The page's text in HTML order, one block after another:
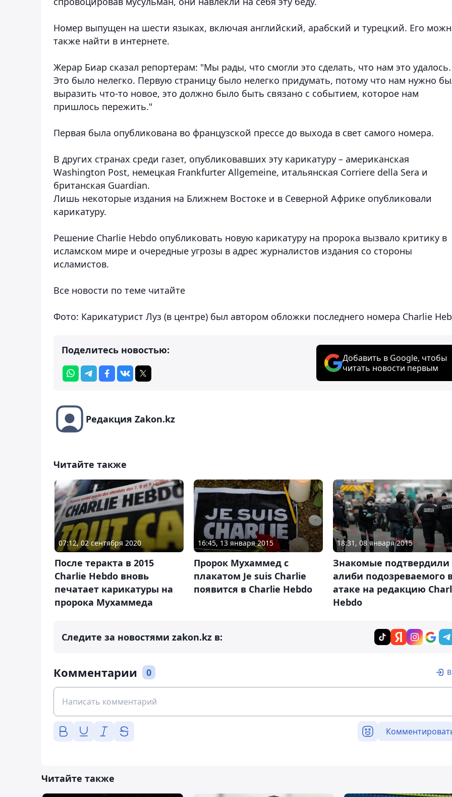
Номер выпущен на шести языках, включая английский, арабский и турецкий. Его
также найти в интернете.
Жерар Биар сказал репортерам: "Мы рады, что смогли это сделать, что нам это удалось.
Это было нелегко. Первую страницу было нелегко придумать, потому что нам нужно
выразить что-то новое, это должно было быть связано с событием, которое нам
пришлось пережить."
Первая была опубликована во французской прессе до выхода в свет самого номера.
В других странах среди газет, опубликовавших эту карикатуру – американская
Washington Post, немецкая Frankfurter Allgemeine, итальянская Corriere della Sera и
британская Guardian.
Лишь некоторые издания на Ближнем Востоке и в Северной Африке опубликовали
карикатуру.
Решение Charlie Hebdo опубликовать новую карикатуру на пророка вызвало критику в
исламском мире и очередные угрозы в адрес журналистов издания со стороны
исламистов.
Все новости по теме читайте
Фото: Карикатурист Луз (в центре) был автором обложки последнего номера Charlie
Поделитесь новостью:
Добавить в Google, чтобы
читать новости первым
Редакция Zakon.kz
Читайте также
07:12, 02 сентября 2020
После теракта в 2015
Charlie Hebdo вновь
печатает карикатуры на
пророка Мухаммеда
16:45, 13 января 2015
Пророк Мухаммед с
плакатом Je suis Charlie
появится в Charlie Hebdo
18:31, 08 января 2015
Знакомые подтвердили
алиби подозреваемого
атаке на редакцию
Hebdo
Следите за новостями zakon.kz в:
Комментарии 0
Читайте также